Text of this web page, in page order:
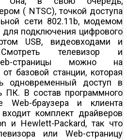
( NTSC), точкой доступа
сети 802.11b, модемом
подключения цифрового
USB, видеовходами и
телевизор и
страницы можно на
базовой станции, которая
одновременный доступ в
ПК. В состав программного
Web-браузера и клиента
комплект драйверов
и Hewlett-Packard, так что
или Web-страницу